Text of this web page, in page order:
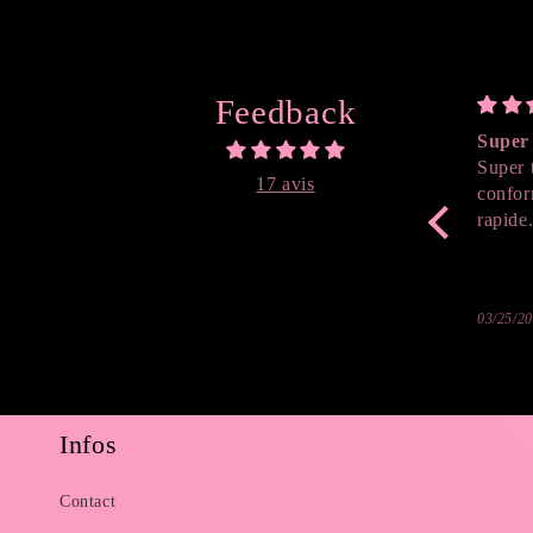
Feedback
17 avis
Super
03/25/
Infos
Contact